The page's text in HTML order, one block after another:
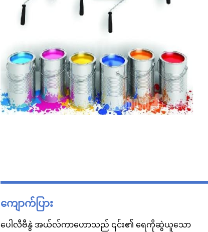
ကျောက်ပြား
ပေါလီဗီနွဲ အယ်လ်ကာဟောသည် ၎င်း၏ ရေကိုဆွဲယူသော